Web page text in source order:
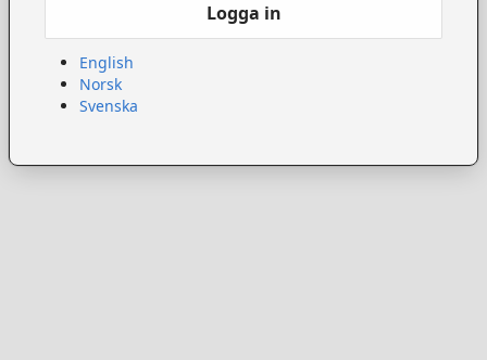
Logga in
English
Norsk
Svenska